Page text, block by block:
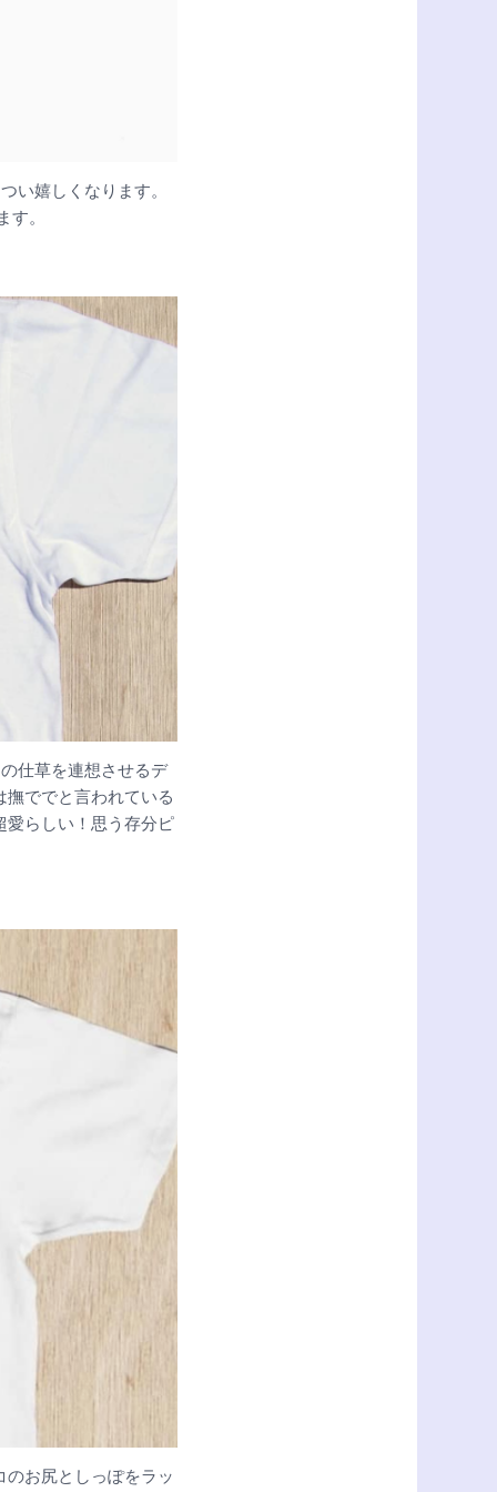
い嬉しくなります。
す。
仕草を連想させるデ
ででと言われている
愛らしい！思う存分ピ
お尻としっぽをラッ